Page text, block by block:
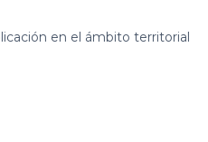
en el ámbito territorial